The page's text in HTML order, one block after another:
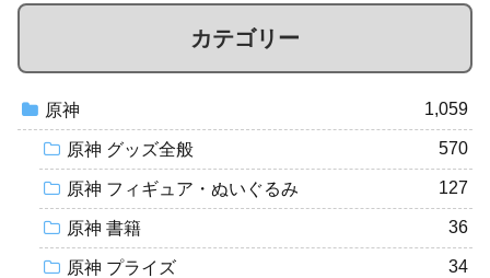
カテゴリー
原神 1,059
原神 グッズ全般 570
原神 フィギュア・ぬいぐるみ 127
原神 書籍 36
原神 プライズ 34